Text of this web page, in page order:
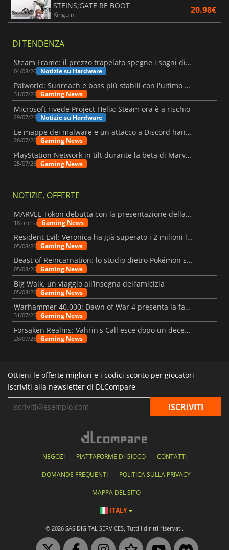
STEINS;GATE RE BOOT
Kinguin 20.98€
DI TENDENZA
Steam Frame: il prezzo trapelato spegne i sogni di un VR economico
04/08/26 Notizie su Hardware
Palworld: Sunreach e boss più stabili con l'ultimo update
31/07/26 Gaming News
Microsoft rivede Project Helix: Steam ora è a rischio
29/07/26 Notizie su Hardware
Le mappe dei malware e un attacco a Discord hanno colpito Meccha Chameleon
28/07/26 Gaming News
PlayStation Network in tilt durante la beta di Marvel Tōkon
25/07/26 Gaming News
NOTIZIE, OFFERTE
MARVEL Tōkon debutta con la presentazione della roadmap per il primo anno
18 ore fa Gaming News
Resident Evil: Veronica ha già superato i 2 milioni liste dei desideri
05/08/26 Gaming News
Beast of Reincarnation: lo studio dietro Pokémon su una nuova strada
05/08/26 Gaming News
Big Walk, un viaggio all’insegna dell’amicizia
05/08/26 Gaming News
Warhammer 40.000: Dawn of War 4 presenta la fazione dei Necron
31/07/26 Gaming News
Forsaken Realms: Vahrin's Call esce dopo un decennio di sviluppo
28/07/26 Gaming News
Ottieni le offerte migliori e i codici sconto per giocatori
Iscriviti alla newsletter di DLCompare
NEGOZI PIATTAFORME DI GIOCO CONTATTI
DOMANDE FREQUENTI POLITICA SULLA PRIVACY
MAPPA DEL SITO
ITALY
© 2026 SAS DIGITAL SERVICES, Tutti i diritti riservati.